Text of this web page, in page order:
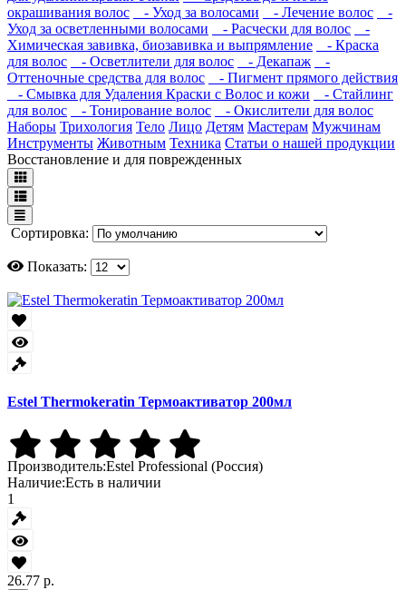
окрашивания волос
- Уход за волосами - Лечение волос
-
Уход за осветленными волосами
- Расчески для волос
-
Химическая завивка, биозавивка и выпрямление
- Краска
для волос
- Осветлители для волос - Декапаж
-
Оттеночные средства для волос
- Пигмент прямого действия
- Смывка для Удаления Краски с Волос и кожи
- Стайлинг
для волос
- Тонирование волос
- Окислители для волос
Наборы Трихология Тело Лицо Детям Мастерам Мужчинам
Инструменты Животным Техника Статьи о нашей продукции
Восстановление и для поврежденных
Сортировка:
Показать:
Estel Thermokeratin Термоактиватор 200мл
Производитель:Estel Professional (Россия)
Наличие:Есть в наличии
1
26.77 р.